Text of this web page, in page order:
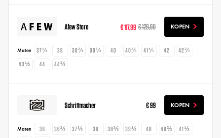
Afew Store € 117,99 € 129,99 KOPEN
Maten 37⅓ 38 38⅔ 39⅓ 40 40⅔ 41⅓ 42
42⅔
43⅓
44 44⅔
Schrittmacher € 99 KOPEN
Maten 36 36⅔ 37⅓ 38 38⅔ 39⅓ 40 40⅔
41⅓